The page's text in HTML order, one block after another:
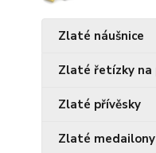
Zlaté náušnice
Zlaté řetízky na
Zlaté přívěsky
Zlaté medailony